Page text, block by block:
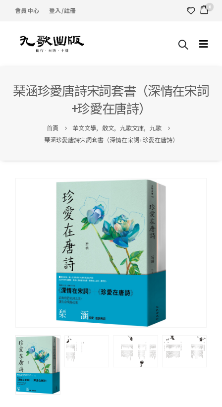
會員中心 登入/註冊 0
琹涵珍愛唐詩宋詞套書（深情在宋詞
+珍愛在唐詩）
首頁 華文文學, 散文, 九歌文庫, 九歌
琹涵珍愛唐詩宋詞套書（深情在宋詞+珍愛在唐詩）